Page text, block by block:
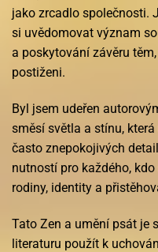
jako zrcadlo společnosti.
si uvědomovat význam
a poskytování závěru
postiženi.
Byl jsem udeřen
směsí světla a stínu,
často znepokojivých
nutností pro každého,
rodiny, identity a
Tato Zen a umění psát je
literaturu použít k